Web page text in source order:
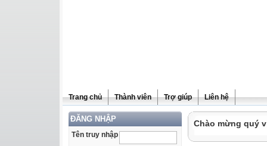
Trang chủ Thành viên Trợ giúp Liên hệ
ĐĂNG NHẬP
Tên truy nhập
Chào mừng quý